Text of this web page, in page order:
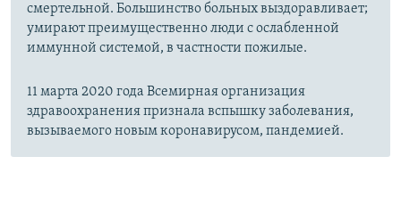
смертельной. Большинство больных выздоравливает;
умирают преимущественно люди с ослабленной
иммунной системой, в частности пожилые.
11 марта 2020 года Всемирная организация
здравоохранения признала вспышку заболевания,
вызываемого новым коронавирусом, пандемией.